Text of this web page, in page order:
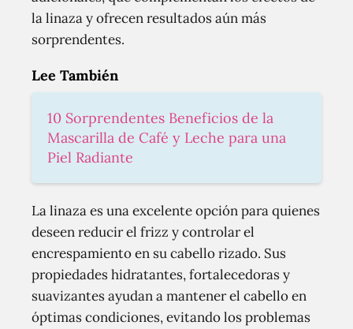
la linaza y ofrecen resultados aún más
sorprendentes.
Lee También
10 Sorprendentes Beneficios de la
Mascarilla de Café y Leche para una
Piel Radiante
La linaza es una excelente opción para quienes
deseen reducir el frizz y controlar el
encrespamiento en su cabello rizado. Sus
propiedades hidratantes, fortalecedoras y
suavizantes ayudan a mantener el cabello en
óptimas condiciones, evitando los problemas